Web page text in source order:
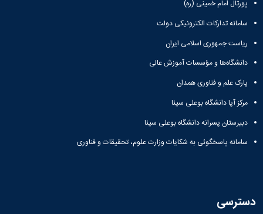
پورتال امام خمینی (ره)
سامانه تدارکات الکترونیکی دولت
ریاست جمهوری اسلامی ایران
دانشگاه‌ها و مؤسسات آموزش عالی
پارک علم و فناوری همدان
مرکز آپا دانشگاه بوعلی سینا
دبیرستان پسرانه دانشگاه بوعلی سینا
سامانه پاسخگوئی به شکایات وزارت علوم، تحقیقات و فناوری
دسترسی